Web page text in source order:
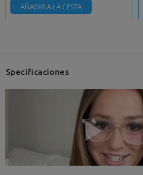
AÑADIR A LA CESTA
Specificaciones